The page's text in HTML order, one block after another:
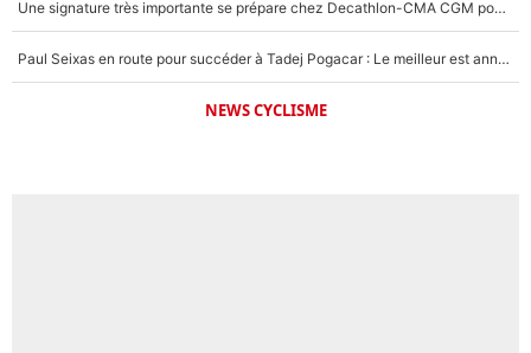
Une signature très importante se prépare chez Decathlon-CMA CGM pour aider Paul Seixas à gagner le Tour de France 2027
Paul Seixas en route pour succéder à Tadej Pogacar : Le meilleur est annoncé pour l’avenir de la pépite française
NEWS CYCLISME